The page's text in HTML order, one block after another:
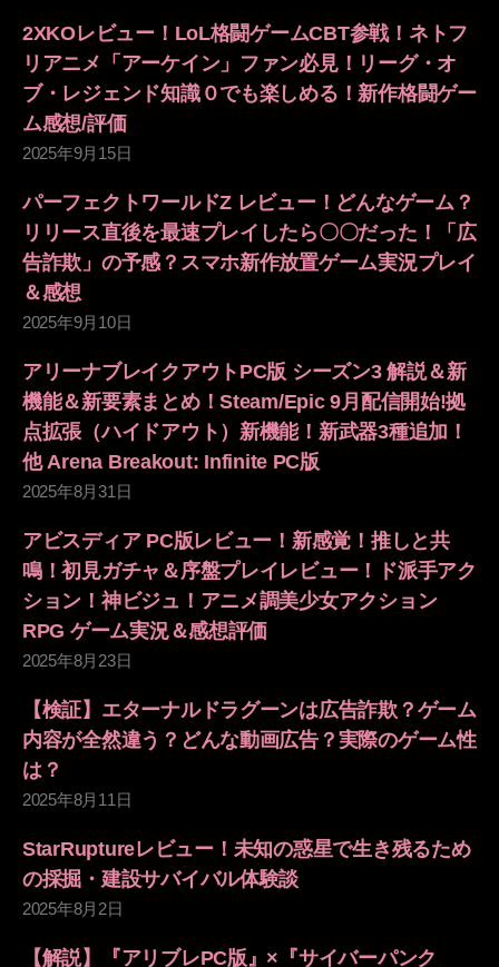
2XKOレビュー！LoL格闘ゲームCBT参戦！ネトフ
リアニメ「アーケイン」ファン必見！リーグ・オ
ブ・レジェンド知識０でも楽しめる！新作格闘ゲー
ム感想/評価
2025年9月15日
パーフェクトワールドZ レビュー！どんなゲーム？
リリース直後を最速プレイしたら〇〇だった！「広
告詐欺」の予感？スマホ新作放置ゲーム実況プレイ
＆感想
2025年9月10日
アリーナブレイクアウトPC版 シーズン3 解説＆新
機能＆新要素まとめ！Steam/Epic 9月配信開始!拠
点拡張（ハイドアウト）新機能！新武器3種追加！
他 Arena Breakout: Infinite PC版
2025年8月31日
アビスディア PC版レビュー！新感覚！推しと共
鳴！初見ガチャ＆序盤プレイレビュー！ド派手アク
ション！神ビジュ！アニメ調美少女アクション
RPG ゲーム実況＆感想評価
2025年8月23日
【検証】エターナルドラグーンは広告詐欺？ゲーム
内容が全然違う？どんな動画広告？実際のゲーム性
は？
2025年8月11日
StarRuptureレビュー！未知の惑星で生き残るため
の採掘・建設サバイバル体験談
2025年8月2日
【解説】『アリブレPC版』×『サイバーパンク